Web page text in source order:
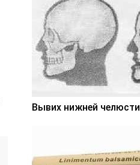
Вывих нижней челюсти